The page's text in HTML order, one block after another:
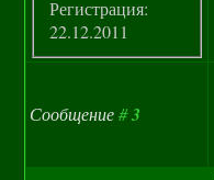
Регистрация:
22.12.2011
Сообщение#3